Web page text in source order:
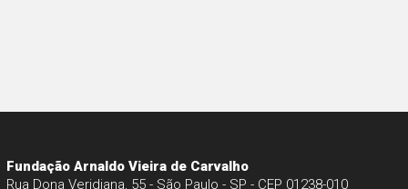
Fundação Arnaldo Vieira de Carvalho
Rua Dona Veridiana, 55 - São Paulo - SP - CEP 01238-010